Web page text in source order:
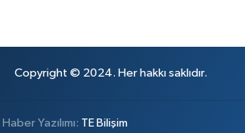
Copyright © 2024. Her hakkı saklıdır.
Haber Yazılımı: TE Bilişim